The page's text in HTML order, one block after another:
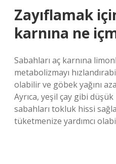
Zayıflamak
karnına ne
Sabahları aç karnına
metabolizmayı
olabilir ve göbek yağını
Ayrıca, yeşil çay gibi
sabahları tokluk hissi
tüketmenize yardımcı